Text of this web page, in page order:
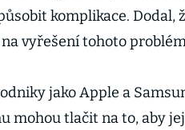
komplikace. Dodal,
vyřešení tohoto
jako Apple a
mohou tlačit na to, aby